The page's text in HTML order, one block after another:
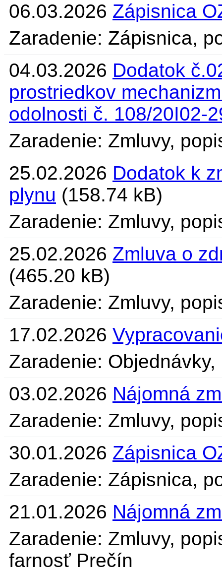
06.03.2026 Zápisnica
Zaradenie: Zápisnica,
04.03.2026 Dodatok
prostriedkov
odolnosti č. 108/20I02-
Zaradenie: Zmluvy,
25.02.2026 Dodatok k
plynu (158.74 kB)
Zaradenie: Zmluvy,
25.02.2026 Zmluva o
(465.20 kB)
Zaradenie: Zmluvy,
17.02.2026
Zaradenie: Objednávky,
03.02.2026 Nájomná
Zaradenie: Zmluvy,
30.01.2026 Zápisnica
Zaradenie: Zápisnica,
21.01.2026 Nájomná
Zaradenie: Zmluvy,
farnosť Prečín